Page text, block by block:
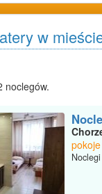
w
noclegów.